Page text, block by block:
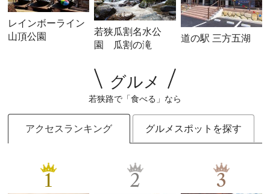
レインボーライン
山頂公園
若狭瓜割名水公
園 瓜割の滝
道の駅 三方五湖
グルメ
若狭路で「食べる」なら
アクセスランキング グルメスポットを探す
1 2 3